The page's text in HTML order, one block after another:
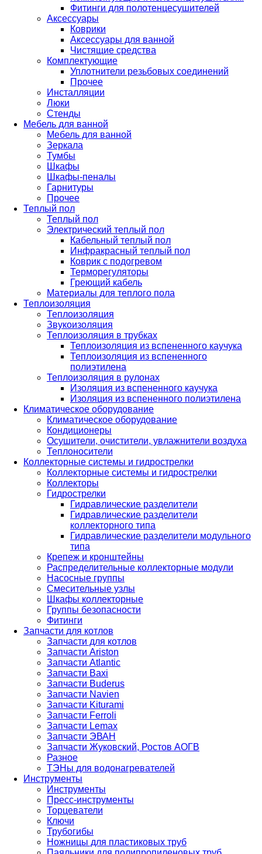
Фитинги для полотенцесушителей
Аксессуары
Коврики
Аксессуары для ванной
Чистящие средства
Комплектующие
Уплотнители резьбовых соединений
Прочее
Инсталляции
Люки
Стенды
Мебель для ванной
Мебель для ванной
Зеркала
Тумбы
Шкафы
Шкафы-пеналы
Гарнитуры
Прочее
Теплый пол
Теплый пол
Электрический теплый пол
Кабельный теплый пол
Инфракрасный теплый пол
Коврик с подогревом
Терморегуляторы
Греющий кабель
Материалы для теплого пола
Теплоизоляция
Теплоизоляция
Звукоизоляция
Теплоизоляция в трубках
Теплоизоляция из вспененного каучука
Теплоизоляция из вспененного
полиэтилена
Теплоизоляция в рулонах
Изоляция из вспененного каучука
Изоляция из вспененного полиэтилена
Климатическое оборудование
Климатическое оборудование
Кондиционеры
Осушители, очистители, увлажнители воздуха
Теплоносители
Коллекторные системы и гидрострелки
Коллекторные системы и гидрострелки
Коллекторы
Гидрострелки
Гидравлические разделители
Гидравлические разделители
коллекторного типа
Гидравлические разделители модульного
типа
Крепеж и кронштейны
Распределительные коллекторные модули
Насосные группы
Смесительные узлы
Шкафы коллекторные
Группы безопасности
Фитинги
Запчасти для котлов
Запчасти для котлов
Запчасти Ariston
Запчасти Atlantic
Запчасти Baxi
Запчасти Buderus
Запчасти Navien
Запчасти Kiturami
Запчасти Ferroli
Запчасти Lemax
Запчасти ЭВАН
Запчасти Жуковский, Ростов АОГВ
Разное
ТЭНы для водонагревателей
Инструменты
Инструменты
Пресс-инструменты
Торцеватели
Ключи
Трубогибы
Ножницы для пластиковых труб